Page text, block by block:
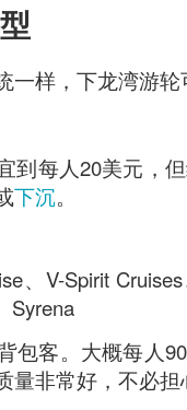
一样，下龙湾游轮
到每人20美元，
下沉。
、V-Spirit
Syrena
包客。大概每人
非常好，不必担
with Stir Fried
eaten. I think
The squid ink